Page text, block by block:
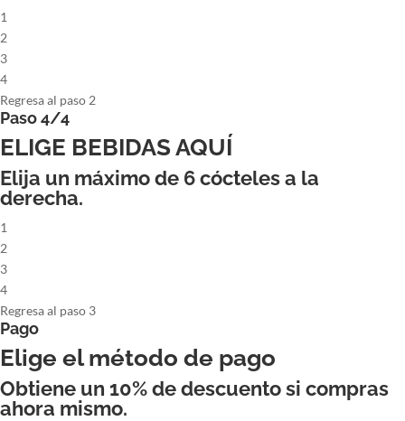
1
2
3
4
Regresa al paso 2
Paso 4/4
ELIGE BEBIDAS AQUÍ
Elija un máximo de 6cócteles a la
derecha.
1
2
3
4
Regresa al paso 3
Pago
Elige el método de pago
Obtiene un 10% de descuento si compras
ahora mismo.